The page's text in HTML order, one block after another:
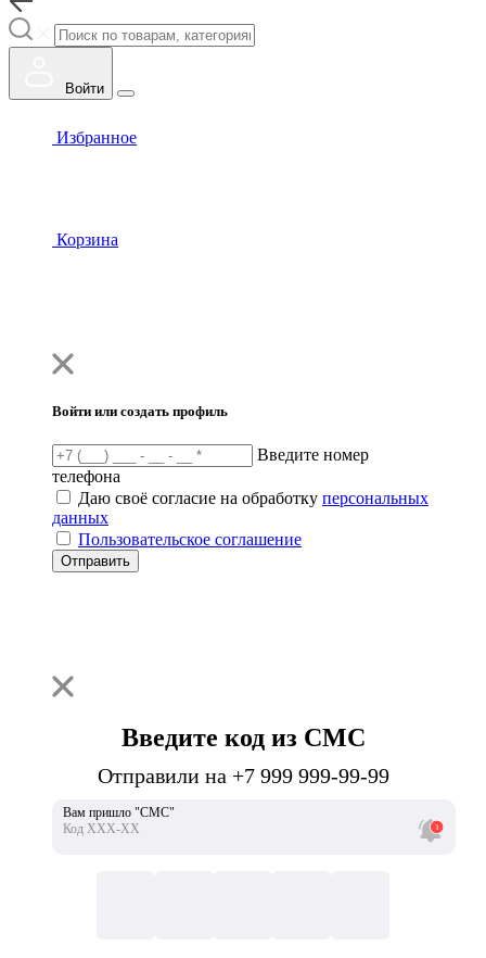
Войти
Избранное
Корзина
Войти или создать профиль
Введите номер
телефона
Даю своё согласие на обработку персональных
данных
Пользовательское соглашение
Отправить
Введите код из СМС
Отправили на +7 999 999-99-99
Вам пришло "СМС"
Код ХХХ-ХХ